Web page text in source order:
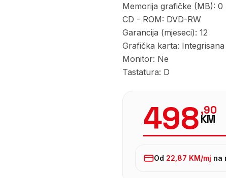
Memorija grafičke (MB): 0
CD - ROM: DVD-RW
Garancija (mjeseci): 12
Grafička karta: Integrisana
Monitor: Ne
Tastatura: D
498,90
KM
Od 22,87 KM/mj na